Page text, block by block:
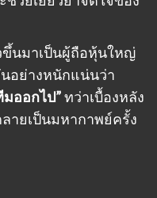
ขึ้นมาเป็นผู้ถือหุ้นใหญ่
อย่างหนักแน่นว่า
ออกไป”ทว่าเบื้องหลัง
ายเป็นมหากาพย์ครั้ง